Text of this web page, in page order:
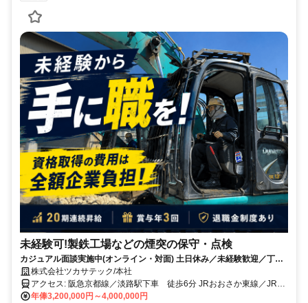
未経験可!製鉄工場などの煙突の保守・点検
カジュアル面談実施中(オンライン・対面) 土日休み／未経験歓迎／丁寧
なサポートあり
株式会社ツカサテック/本社
アクセス: 阪急京都線／淡路駅下車 徒歩6分 JRおおさか東線／JR淡
路駅より 徒歩11分 JR東海道本線／東淀川駅下車 徒歩13分
年俸3,200,000円～4,000,000円